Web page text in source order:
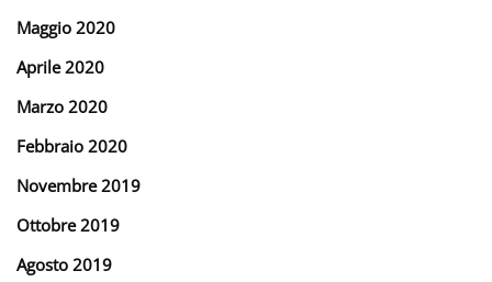
Maggio 2020
Aprile 2020
Marzo 2020
Febbraio 2020
Novembre 2019
Ottobre 2019
Agosto 2019